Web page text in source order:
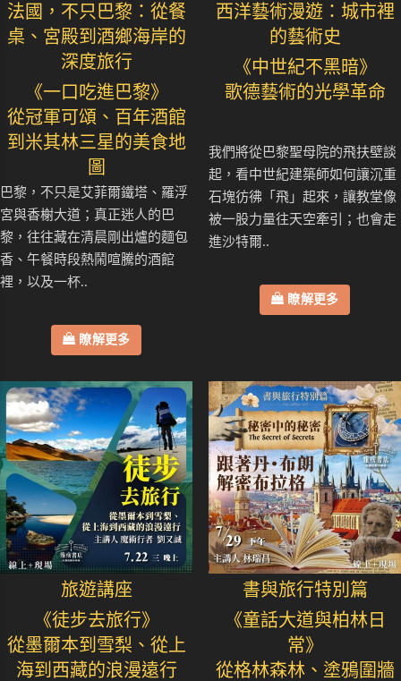
法國，不只巴黎：從餐
桌、宮殿到酒鄉海岸的
深度旅行
《一口吃進巴黎》
從冠軍可頌、百年酒館
到米其林三星的美食地
圖
巴黎，不只是艾菲爾鐵塔、羅浮
宮與香榭大道；真正迷人的巴
黎，往往藏在清晨剛出爐的麵包
香、午餐時段熱鬧喧騰的酒館
裡，以及一杯..
瞭解更多
西洋藝術漫遊：城市裡
的藝術史
《中世紀不黑暗》
歌德藝術的光學革命
我們將從巴黎聖母院的飛扶壁談
起，看中世紀建築師如何讓沉重
石塊彷彿「飛」起來，讓教堂像
被一股力量往天空牽引；也會走
進沙特爾..
瞭解更多
旅遊講座
《徒步去旅行》
從墨爾本到雪梨、從上
海到西藏的浪漫遠行
書與旅行特別篇
《童話大道與柏林日
常》
從格林森林、塗鴉圍牆